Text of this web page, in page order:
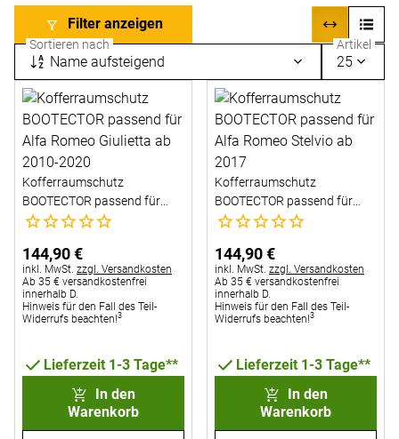
Filter anzeigen
Sortieren nach
Name aufsteigend
Artikel
25
Kofferraumschutz
BOOTECTOR passend für
Alfa Romeo Giulietta ab
Noch keine Bewertungen abgegeben
144,90€
Steuerhinweis:
inkl. MwSt. zzgl. Versandkosten
Ab 35 € versandkostenfrei
innerhalb D.
Hinweis für den Fall des Teil-
Widerrufs beachten!3
Lieferzeit 1-3 Tage**
In den
Warenkorb
Kofferraumschutz
BOOTECTOR passend für
Alfa Romeo Stelvio ab 2017
Noch keine Bewertungen
144,90€
Steuerhinweis:
inkl. MwSt. zzgl. Versandkosten
Ab 35 € versandkostenfrei
innerhalb D.
Hinweis für den Fall des Teil-
Widerrufs beachten!3
Lieferzeit 1-3 Tage**
In den
Warenkorb